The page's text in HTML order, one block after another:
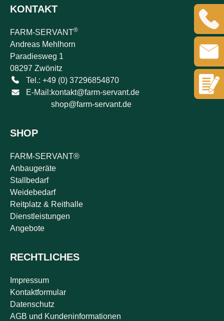
KONTAKT
FARM-SERVANT®
Andreas Mehlhorn
Paradiesweg 1
08297 Zwönitz
Tel.: +49 (0) 37296854870
E-Mail:kontakt@farm-servant.de
shop@farm-servant.de
SHOP
FARM-SERVANT®
Anbaugeräte
Stallbedarf
Weidebedarf
Reitplatz & Reithalle
Dienstleistungen
Angebote
RECHTLICHES
Impressum
Kontaktformular
Datenschutz
AGB und Kundeninformationen